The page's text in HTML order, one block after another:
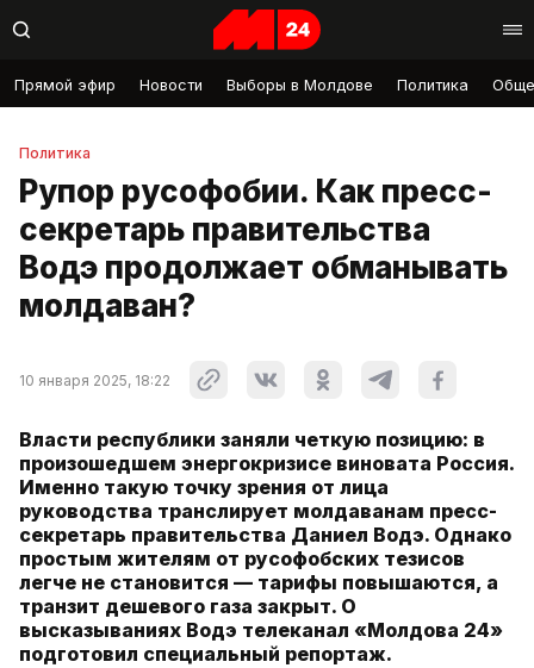
Прямой эфир Новости Выборы в Молдове Политика
Политика
Рупор русофобии. Как пресс-
секретарь правительства
Водэ продолжает обманывать
молдаван?
10 января 2025, 18:22
Власти республики заняли четкую позицию: в
произошедшем энергокризисе виновата Россия.
Именно такую точку зрения от лица
руководства транслирует молдаванам пресс-
секретарь правительства Даниел Водэ. Однако
простым жителям от русофобских тезисов
легче не становится — тарифы повышаются, а
транзит дешевого газа закрыт. О
высказываниях Водэ телеканал «Молдова 24»
подготовил специальный репортаж.